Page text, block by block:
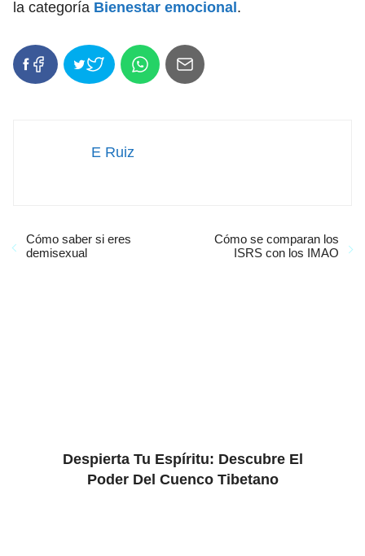
la categoría Bienestar emocional .
E Ruiz
Cómo saber si eres
demisexual
Cómo se comparan los
ISRS con los IMAO
Despierta Tu Espíritu: Descubre El
Poder Del Cuenco Tibetano